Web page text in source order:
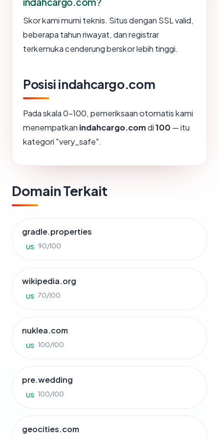
Skor kami murni teknis. Situs dengan SSL valid,
beberapa tahun riwayat, dan registrar
terkemuka cenderung berskor lebih tinggi.
Posisi indahcargo.com
Pada skala 0-100, pemeriksaan otomatis kami
menempatkan indahcargo.comdi100 — itu
kategori "very_safe".
Domain Terkait
gradle.properties
US 90/100
wikipedia.org
US 70/100
nuklea.com
US 100/100
pre.wedding
US 100/100
geocities.com